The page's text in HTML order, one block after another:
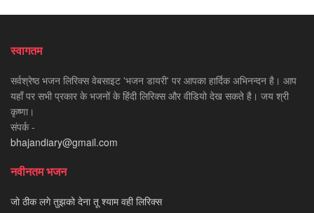
स्वागतम
सर्वश्रेष्ठ भजन लिरिक्स वेबसाइट 'भजन डायरी' पर आपका हार्दिक अभिनन्दन है। आप
यहाँ पर सभी प्रकार के भजनों के हिंदी लिरिक्स और वीडियो देख सकते है। जय श्री
कृष्णा।
संपर्क -
bhajandiary@gmail.com
नवीनतम भजन
जो ठीक लगे तुझको देना तू श्याम वही लिरिक्स